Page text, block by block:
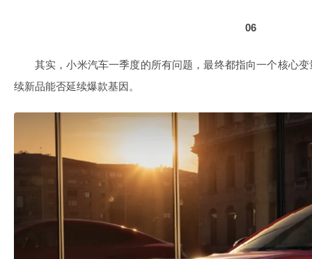
06
其实，小米汽车一季度的所有问题，最终都指向一个核心
续新品能否延续爆款基因。